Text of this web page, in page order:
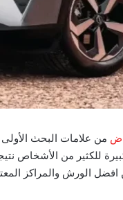
من علامات البحث
للكثير من الأشخاص
الورش والمراكز